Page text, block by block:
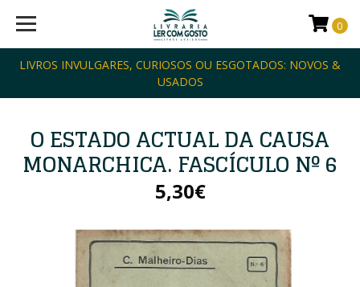
LIVROS INVULGARES, CURIOSOS OU ESGOTADOS: NOVOS &
USADOS
0
O ESTADO ACTUAL DA CAUSA
MONARCHICA. FASCÍCULO Nº 6
5,30€